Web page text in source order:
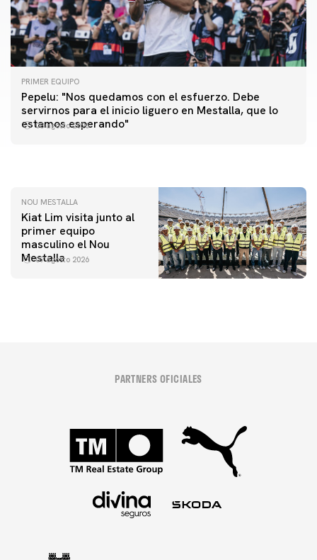
PRIMER EQUIPO
Pepelu: "Nos quedamos con el esfuerzo. Debe
servirnos para el inicio liguero en Mestalla, que lo
estamos esperando"
08 agosto 2026
PRIMER EQUIPO
Las fotos del Valencia CF-Newcastle United FC
PRIMER EQUIPO
MESTALLA 📍
NOU MESTALLA
Kiat Lim visita junto al
primer equipo
masculino el Nou
Mestalla
07 agosto 2026
PARTNERS OFICIALES